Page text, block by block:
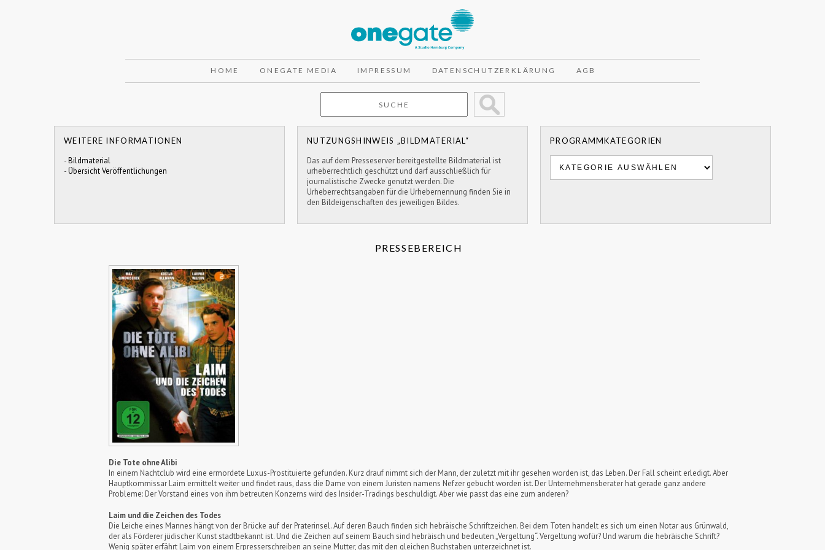
HOME ONEGATE MEDIA IMPRESSUM DATENSCHUTZERKLÄRUNG AGB
WEITERE INFORMATIONEN
-Bildmaterial
-Übersicht Veröffentlichungen
NUTZUNGSHINWEIS „BILDMATERIAL“
Das auf dem Presseserver bereitgestellte Bildmaterial ist
urheberrechtlich geschützt und darf ausschließlich für
journalistische Zwecke genutzt werden. Die
Urheberrechtsangaben für die Urhebernennung finden Sie in
den Bildeigenschaften des jeweiligen Bildes.
PROGRAMMKATEGORIEN
PRESSEBEREICH
Die Tote ohne Alibi
In einem Nachtclub wird eine ermordete Luxus-Prostituierte gefunden. Kurz drauf nimmt sich der Mann, der zuletzt mit ihr gesehen worden ist, das Leben. Der Fall scheint erledigt. Aber
Hauptkommissar Laim ermittelt weiter und findet raus, dass die Dame von einem Juristen namens Nefzer gebucht worden ist. Der Unternehmensberater hat gerade ganz andere
Probleme: Der Vorstand eines von ihm betreuten Konzerns wird des Insider-Tradings beschuldigt. Aber wie passt das eine zum anderen?
Laim und die Zeichen des Todes
Die Leiche eines Mannes hängt von der Brücke auf der Praterinsel. Auf deren Bauch finden sich hebräische Schriftzeichen. Bei dem Toten handelt es sich um einen Notar aus Grünwald,
der als Förderer jüdischer Kunst stadtbekannt ist. Und die Zeichen auf seinem Bauch sind hebräisch und bedeuten „Vergeltung“. Vergeltung wofür? Und warum die hebräische Schrift?
Wenig später erfährt Laim von einem Erpresserschreiben an seine Mutter, das mit den gleichen Buchstaben unterzeichnet ist.